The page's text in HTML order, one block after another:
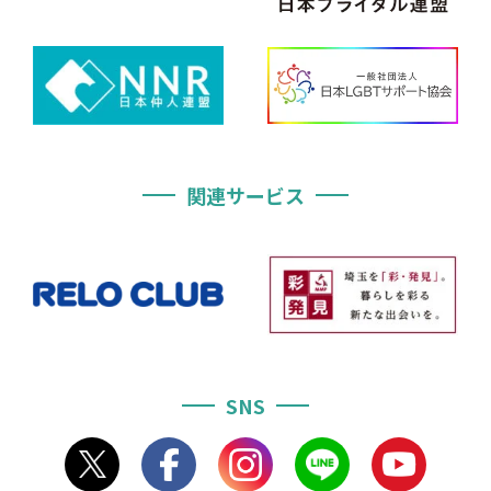
関連サービス
SNS